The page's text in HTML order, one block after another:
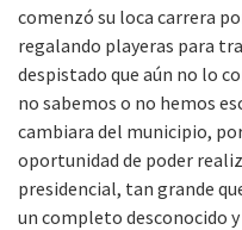
comenzó su loca carrera
regalando playeras para
despistado que aún no lo
no sabemos o no hemos
cambiara del municipio,
oportunidad de poder
presidencial, tan grande
un completo desconocido